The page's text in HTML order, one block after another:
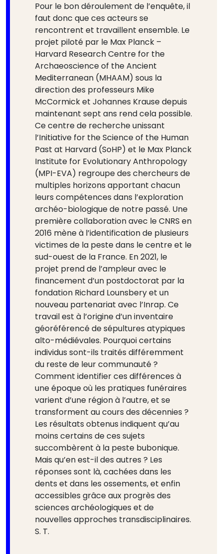
Pour le bon déroulement de l’enquête, il
faut donc que ces acteurs se
rencontrent et travaillent ensemble. Le
projet piloté par le Max Planck –
Harvard Research Centre for the
Archaeoscience of the Ancient
Mediterranean (MHAAM) sous la
direction des professeurs Mike
McCormick et Johannes Krause depuis
maintenant sept ans rend cela possible.
Ce centre de recherche unissant
l’Initiative for the Science of the Human
Past at Harvard (SoHP) et le Max Planck
Institute for Evolutionary Anthropology
(MPI-EVA) regroupe des chercheurs de
multiples horizons apportant chacun
leurs compétences dans l’exploration
archéo-biologique de notre passé. Une
première collaboration avec le CNRS en
2016 mène à l’identification de plusieurs
victimes de la peste dans le centre et le
sud-ouest de la France. En 2021, le
projet prend de l’ampleur avec le
financement d’un postdoctorat par la
fondation Richard Lounsbery et un
nouveau partenariat avec l’Inrap. Ce
travail est à l’origine d’un inventaire
géoréférencé de sépultures atypiques
alto-médiévales. Pourquoi certains
individus sont-ils traités différemment
du reste de leur communauté ?
Comment identifier ces différences à
une époque où les pratiques funéraires
varient d’une région à l’autre, et se
transforment au cours des décennies ?
Les résultats obtenus indiquent qu’au
moins certains de ces sujets
succombèrent à la peste bubonique.
Mais qu’en est-il des autres ? Les
réponses sont là, cachées dans les
dents et dans les ossements, et enfin
accessibles grâce aux progrès des
sciences archéologiques et de
nouvelles approches transdisciplinaires.
S. T.